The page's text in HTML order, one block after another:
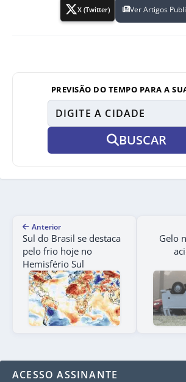
X (Twitter) Ver Artigos
PREVISÃO DO TEMPO PARA A
BUSCAR
Anterior
Sul do Brasil se destaca
pelo frio hoje no
Hemisfério Sul
Gelo
ACESSO ASSINANTE